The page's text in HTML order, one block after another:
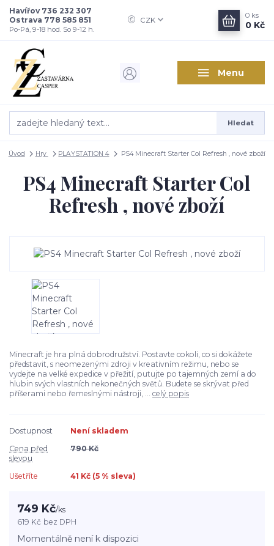
Menu
CZK
Hledat
Havířov 736 232 307
Ostrava 778 585 851
Po-Pá, 9-18 hod. So 9-12 h.
0 ks
0 Kč
Úvod Hry PLAYSTATION 4 PS4 Minecraft Starter Col Refresh , nové zboží
PS4 Minecraft Starter Col
Refresh , nové zboží
Minecraft je hra plná dobrodružství. Postavte cokoli, co si dokážete
představit, s neomezenými zdroji v kreativním režimu, nebo se
vydejte na velké expedice v přežití, putujte po tajemných zemí a do
hlubin svých vlastních nekonečných světů. Budete se skrývat před
příšerami nebo řemeslnými nástroji, ... celý popis
Dostupnost
Není skladem
Cena před
slevou
790 Kč
Ušetříte 41 Kč (5 % sleva)
749 Kč/ks
619 Kč bez DPH
Momentálně není k dispozici